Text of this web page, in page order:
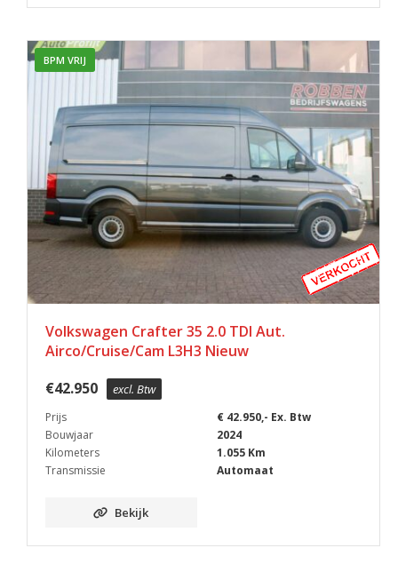
BPM VRIJ
Volkswagen Crafter 35 2.0 TDI Aut.
Airco/Cruise/Cam L3H3 Nieuw
€42.950 excl. Btw
Prijs
€ 42.950,- Ex. Btw
Bouwjaar
2024
Kilometers
1.055 Km
Transmissie
Automaat
Bekijk